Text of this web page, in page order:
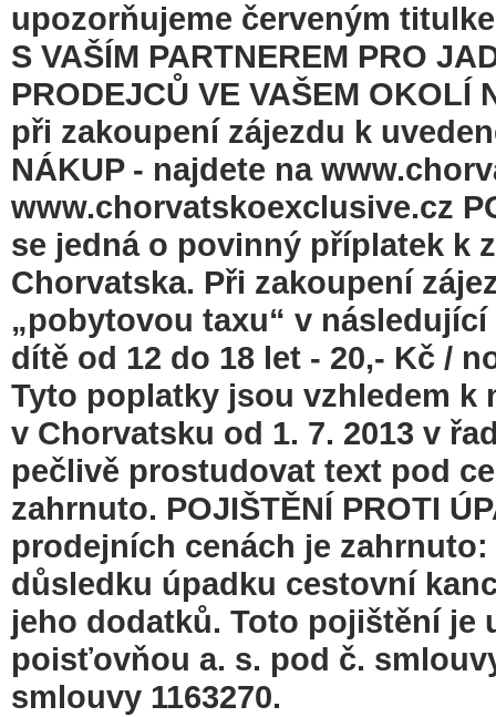
upozorňujeme červeným
S VAŠÍM PARTNEREM PRO
PRODEJCŮ VE VAŠEM OKOLÍ
při zakoupení zájezdu k
NÁKUP - najdete na
www.chorvatskoexclusive.cz
se jedná o povinný příplatek k
Chorvatska. Při zakoupení
„pobytovou taxu“ v
dítě od 12 do 18 let - 20,- Kč /
Tyto poplatky jsou vzhledem k
v Chorvatsku od 1. 7. 2013 v
pečlivě prostudovat text pod
zahrnuto. POJIŠTĚNÍ PROTI
prodejních cenách je
důsledku úpadku cestovní
jeho dodatků. Toto pojištění je
poisťovňou a. s. pod č.
smlouvy 1163270.